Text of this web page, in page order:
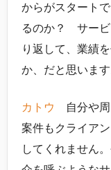
からがスタート
るのか？ サービ
り返して、業績
か、だと思います
カトウ
自分や周
案件もクライア
してくれません